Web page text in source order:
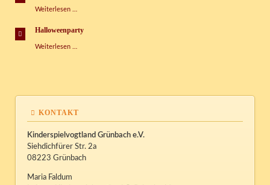
Weiterlesen …
Halloweenparty
Weiterlesen …
KONTAKT
Kinderspielvogtland Grünbach e.V.
Siehdichfürer Str. 2a
08223 Grünbach
Maria Faldum